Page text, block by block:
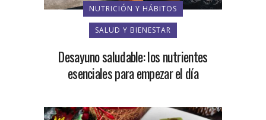
NUTRICIÓN Y HÁBITOS
SALUD Y BIENESTAR
Desayuno saludable: los nutrientes
esenciales para empezar el día